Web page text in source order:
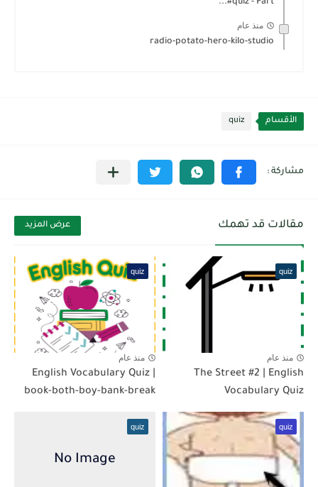
#quiz - Part...
منذ عام
radio-potato-hero-kilo-studio
الأقسام quiz
مقالات قد تهمك عرض المزيد
quiz
منذ عام
The Street #2 | English
Vocabulary Quiz
quiz
منذ عام
English Vocabulary Quiz |
book-both-boy-bank-break
quiz
quiz